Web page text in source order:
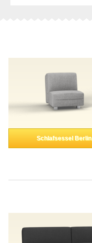
Schlafsessel Berlin